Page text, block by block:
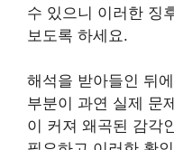
수 있으니 이러한 징
보도록 하세요.
해석을 받아들인 뒤
부분이 과연 실제 문
이 커져 왜곡된 감각